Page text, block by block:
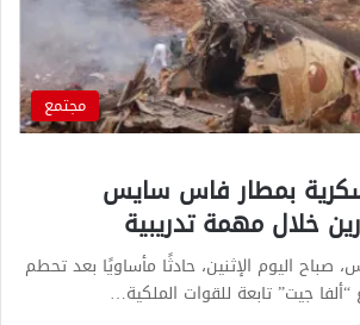
مجتمع
بمطار فاس سايس
خلال مهمة تدريبية
اليوم الإثنين، حادثًا مأساويًا بعد تحطم
جيت” تابعة للقوات الملكية…